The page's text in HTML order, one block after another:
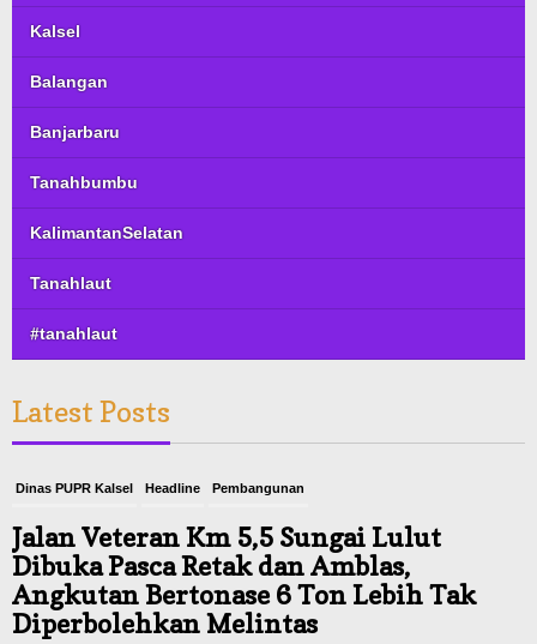
Kalsel
Balangan
Banjarbaru
Tanahbumbu
KalimantanSelatan
Tanahlaut
#tanahlaut
Latest Posts
Dinas PUPR Kalsel Headline Pembangunan
Jalan Veteran Km 5,5 Sungai Lulut
Dibuka Pasca Retak dan Amblas,
Angkutan Bertonase 6 Ton Lebih Tak
Diperbolehkan Melintas